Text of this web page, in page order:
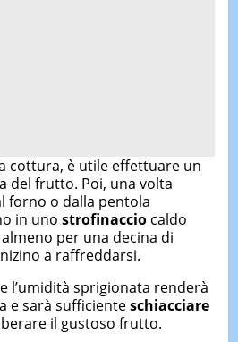
cottura, è utile effettuare un
del frutto. Poi, una volta
forno o dalla pentola
in uno strofinacciocaldo
per una decina di
a raffreddarsi.
l’umidità sprigionata renderà
e sarà sufficienteschiacciare
il gustoso frutto.